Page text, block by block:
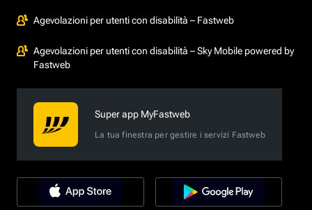
Agevolazioni per utenti con disabilità – Fastweb
Agevolazioni per utenti con disabilità – Sky Mobile powered by
Fastweb
Super app MyFastweb
La tua finestra per gestire i servizi Fastweb